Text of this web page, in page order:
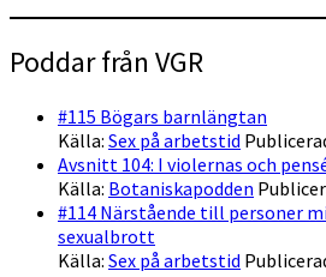
Poddar från VGR
#115 Bögars barnlängtan
Källa: Sex på arbetstid
Avsnitt 104: I violernas och
Källa: Botaniskapodden
#114 Närstående till personer
sexualbrott
Källa: Sex på arbetstid